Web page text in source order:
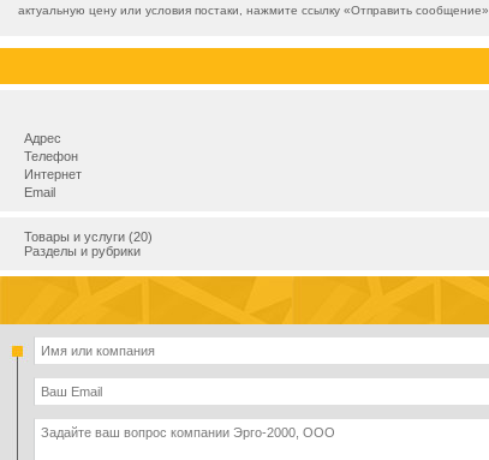
актуальную цену или условия постаки, нажмите ссылку «Отправить сообщение».
Адрес
Телефон
Интернет
Email
Товары и услуги (20)
Разделы и рубрики